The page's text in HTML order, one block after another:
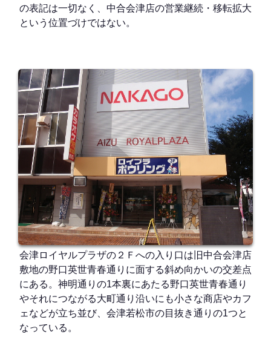
の表記は一切なく、中合会津店の営業継続・移転拡大
という位置づけではない。
会津ロイヤルプラザの２Ｆへの入り口は旧中合会津店
敷地の野口英世青春通りに面する斜め向かいの交差点
にある。神明通りの1本裏にあたる野口英世青春通り
やそれにつながる大町通り沿いにも小さな商店やカフ
ェなどが立ち並び、会津若松市の目抜き通りの1つと
なっている。